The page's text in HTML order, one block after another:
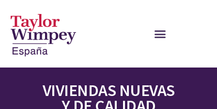
VIVIENDAS NUEVAS